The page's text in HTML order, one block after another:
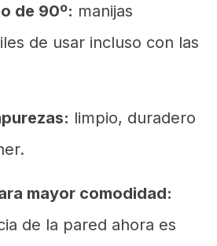
de 90º: manijas
de usar incluso con las
limpio, duradero
mayor comodidad:
de la pared ahora es